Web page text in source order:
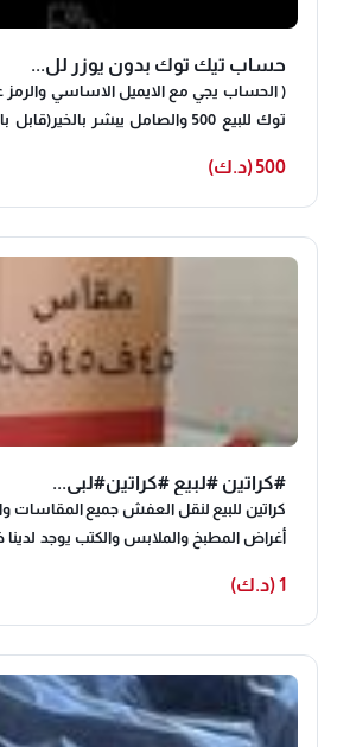
حساب تيك توك بدون يوزر لل...
( الحساب يجي مع الايميل الاساسي
توك للبيع 500 والصامل يبشر
500 (د.ك)
#كراتين #لبيع #كراتين#لبي...
كراتين للبيع لنقل العفش جميع المقاسات
أغراض المطبخ والملابس والكتب يوجد
1 (د.ك)